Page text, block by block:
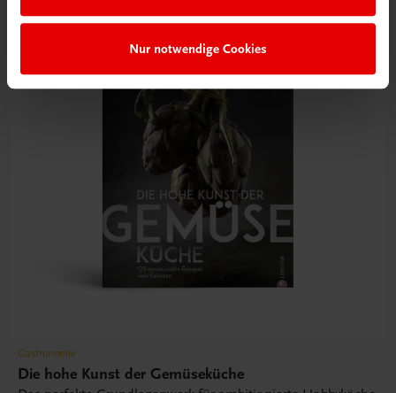
Nur notwendige Cookies
Gastronomie
Die hohe Kunst der Gemüseküche